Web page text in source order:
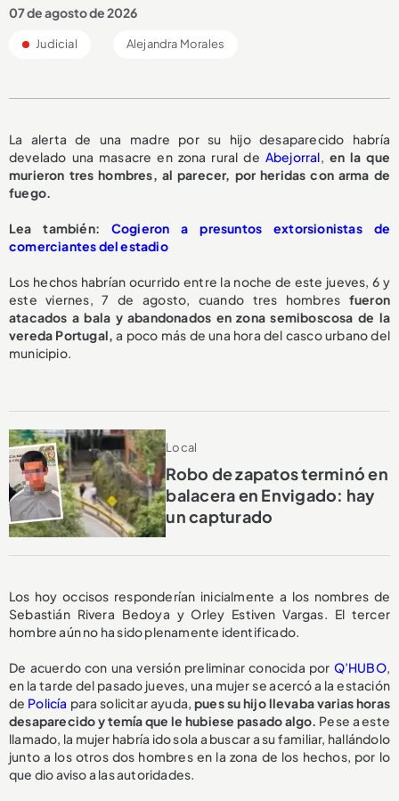
07 de agosto de 2026
Judicial Alejandra Morales
La alerta de una madre por su hijo desaparecido habría
develado una masacre en zona rural de Abejorral, en la que
murieron tres hombres, al parecer, por heridas con arma de
fuego.
Lea también: Cogieron a presuntos extorsionistas de
comerciantes del estadio
Los hechos habrían ocurrido entre la noche de este jueves, 6 y
este viernes, 7 de agosto, cuando tres hombres fueron
atacados a bala y abandonados en zona semiboscosa de la
vereda Portugal, a poco más de una hora del casco urbano del
municipio.
Local
Robo de zapatos terminó en
balacera en Envigado: hay
un capturado
Los hoy occisos responderían inicialmente a los nombres de
Sebastián Rivera Bedoya y Orley Estiven Vargas. El tercer
hombre aún no ha sido plenamente identificado.
De acuerdo con una versión preliminar conocida por Q’HUBO,
en la tarde del pasado jueves, una mujer se acercó a la estación
de Policía para solicitar ayuda, pues su hijo llevaba varias horas
desaparecido y temía que le hubiese pasado algo. Pese a este
llamado, la mujer habría ido sola a buscar a su familiar, hallándolo
junto a los otros dos hombres en la zona de los hechos, por lo
que dio aviso a las autoridades.